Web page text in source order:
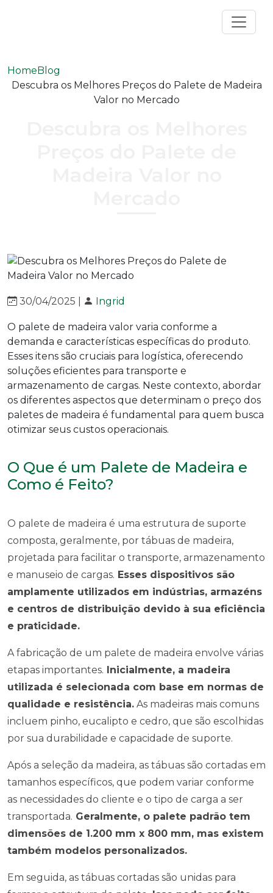
HomeBlog
Descubra os Melhores Preços do Palete de Madeira
Valor no Mercado
30/04/2025 | Ingrid
O palete de madeira valor varia conforme a
demanda e características específicas do produto.
Esses itens são cruciais para logística, oferecendo
soluções eficientes para transporte e
armazenamento de cargas. Neste contexto, abordar
os diferentes aspectos que determinam o preço dos
paletes de madeira é fundamental para quem busca
otimizar seus custos operacionais.
O Que é um Palete de Madeira e
Como é Feito?
O palete de madeira é uma estrutura de suporte
composta, geralmente, por tábuas de madeira,
projetada para facilitar o transporte, armazenamento
e manuseio de cargas. Esses dispositivos são
amplamente utilizados em indústrias, armazéns
e centros de distribuição devido à sua eficiência
e praticidade.
A fabricação de um palete de madeira envolve várias
etapas importantes. Inicialmente, a madeira
utilizada é selecionada com base em normas de
qualidade e resistência. As madeiras mais comuns
incluem pinho, eucalipto e cedro, que são escolhidas
por sua durabilidade e capacidade de suporte.
Após a seleção da madeira, as tábuas são cortadas em
tamanhos específicos, que podem variar conforme
as necessidades do cliente e o tipo de carga a ser
transportada. Geralmente, o palete padrão tem
dimensões de 1.200 mm x 800 mm, mas existem
também modelos personalizados.
Em seguida, as tábuas cortadas são unidas para